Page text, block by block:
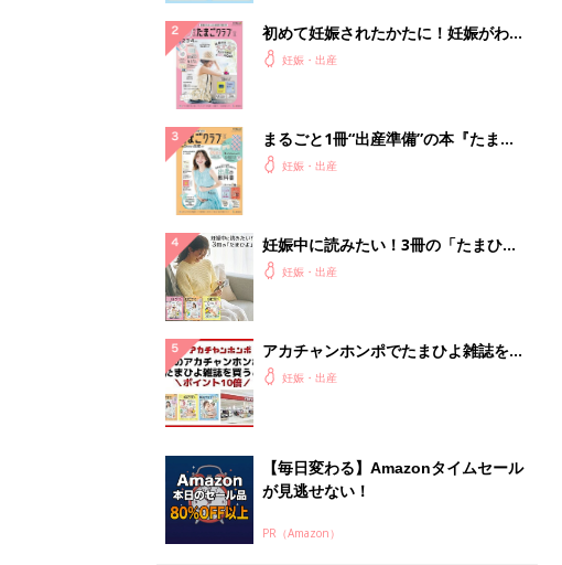
初めて妊娠されたかたに！妊娠がわか
ったら最初に読む本『初めてのたまご
妊娠・出産
まるごと1冊“出産準備”の本『たまご
クラブ 夏号』〈スペシャル大特集〉
妊娠・出産
妊娠中に読みたい！3冊の「たまひ
よ」妊娠・出産
アカチャンホンポでたまひよ雑誌を買
うとポイント10倍【期間限定】
妊娠・出産
【毎日変わる】Amazonタイムセール
が見逃せない！
PR（Amazon）